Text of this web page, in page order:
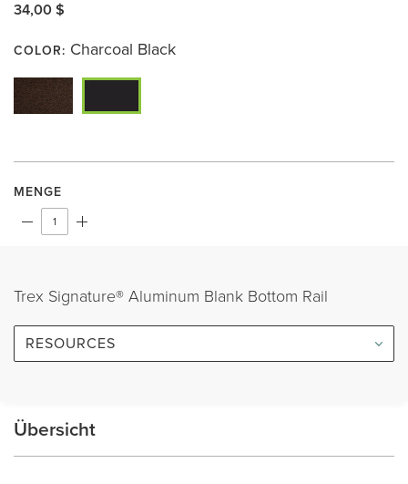
link.
34,00 $
COLOR: Charcoal Black
MENGE
Trex Signature® Aluminum Blank Bottom Rail
RESOURCES
Übersicht